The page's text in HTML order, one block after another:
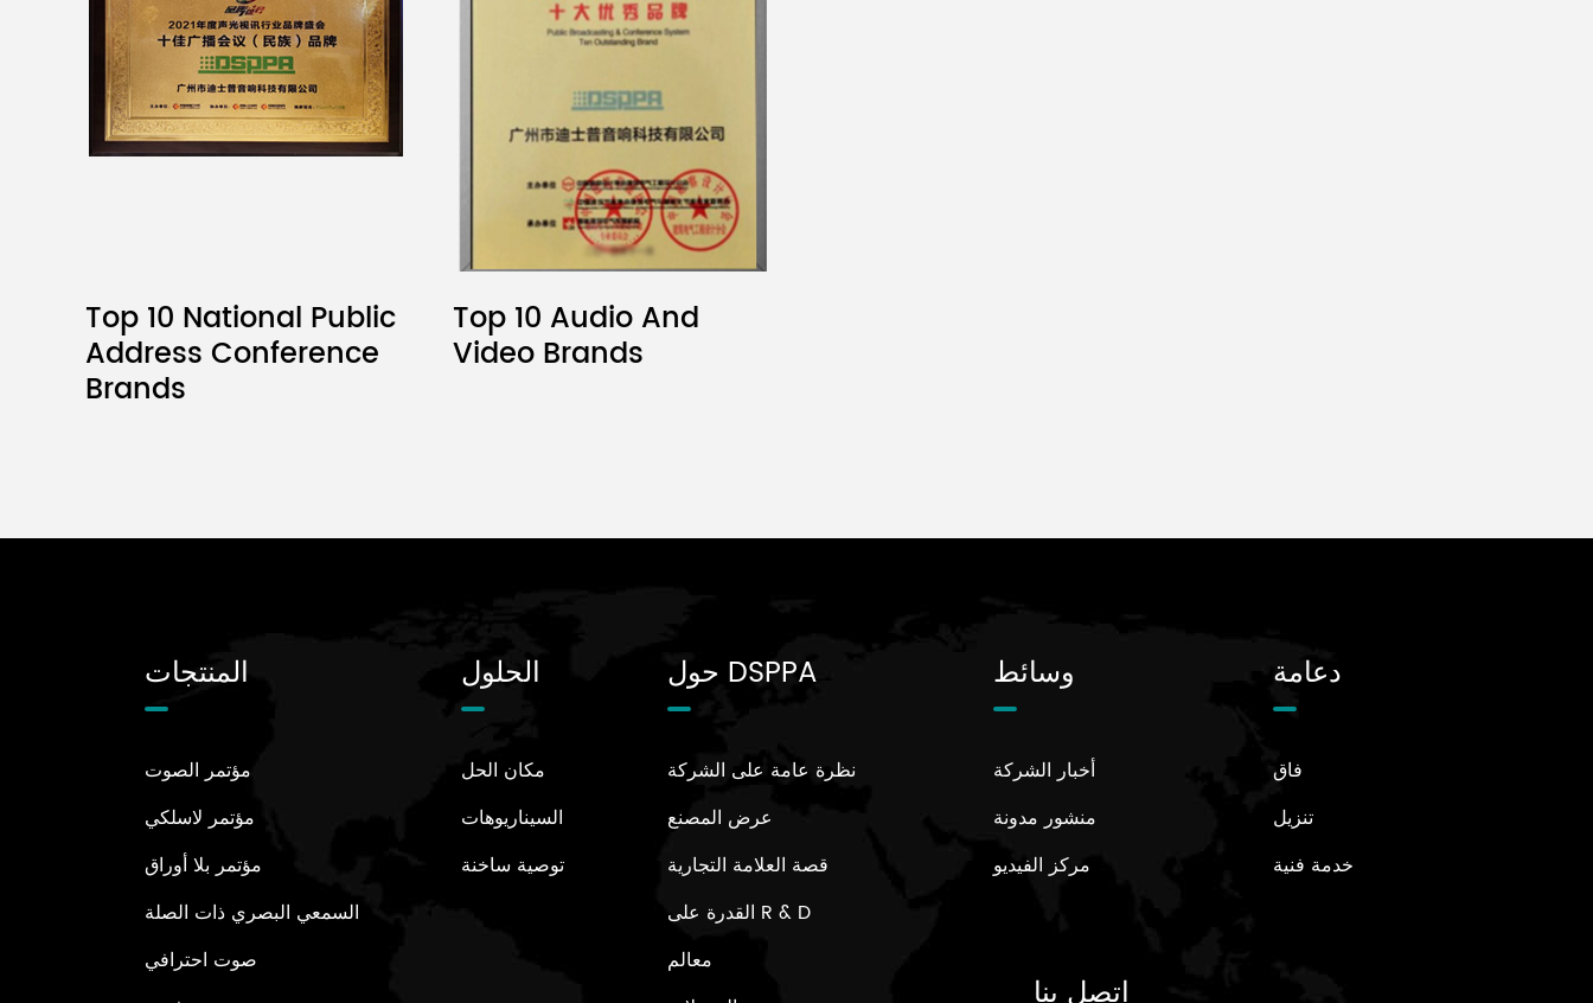
Top 10 National Public
Address Conference
Brands
Top 10 Audio And
Video Brands
A Network Audio
Transmission Method Conferencing System
2017 Annual
Oustanding
Best Growth In Qatar
المنتجات
مؤتمر الصوت
مؤتمر لاسلكي
مؤتمر بلا أوراق
السمعي البصري ذات الصلة
صوت احترافي
الحلول
مكان الحل
السيناريوهات
توصية ساخنة
حول DSPPA
نظرة عامة على الشركة
عرض المصنع
قصة العلامة التجارية
القدرة على R & D
معالم
وسائط
أخبار الشركة
منشور مدونة
مركز الفيديو
دعامة
فاق
تنزيل
خدمة فنية
اتصل بنا